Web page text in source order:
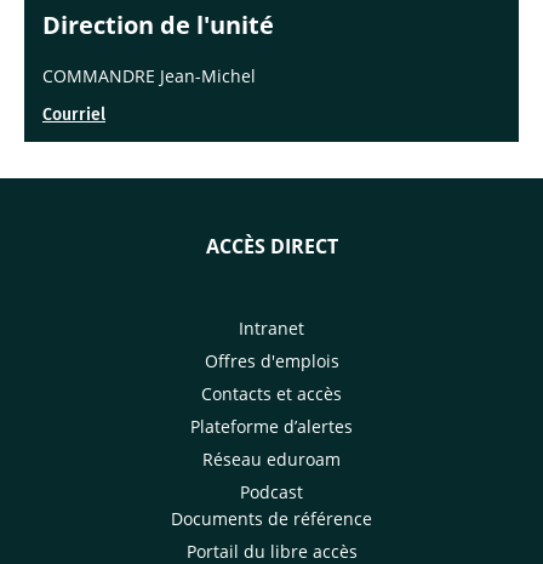
Direction de l'unité
COMMANDRE Jean-Michel
Courriel
ACCÈS DIRECT
Intranet
Offres d'emplois
Contacts et accès
Plateforme d’alertes
Réseau eduroam
Podcast
Documents de référence
Portail du libre accès